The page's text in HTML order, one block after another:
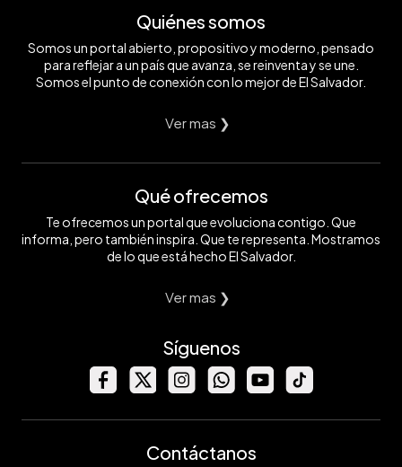
Quiénes somos
Somos un portal abierto, propositivo y moderno, pensado
para reflejar a un país que avanza, se reinventa y se une.
Somos el punto de conexión con lo mejor de El Salvador.
Ver mas ❯
Qué ofrecemos
Te ofrecemos un portal que evoluciona contigo. Que
informa, pero también inspira. Que te representa. Mostramos
de lo que está hecho El Salvador.
Ver mas ❯
Síguenos
Contáctanos